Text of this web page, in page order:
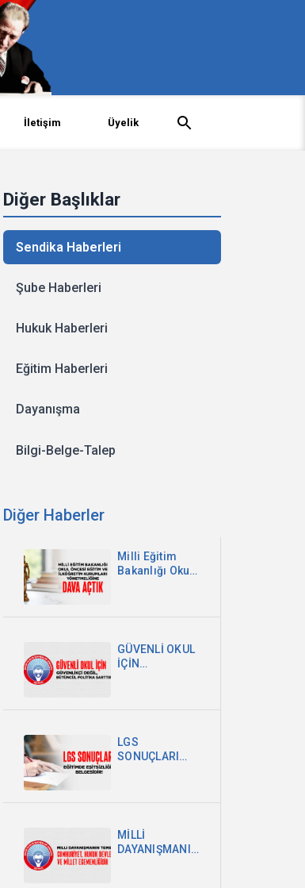
İletişim Üyelik
Diğer Başlıklar
Sendika Haberleri
Şube Haberleri
Hukuk Haberleri
Eğitim Haberleri
Dayanışma
Bilgi-Belge-Talep
Diğer Haberler
Milli Eğitim
Bakanlığı Okul
Dava Açtık
GÜVENLİ OKUL
İÇİN
ŞARTTIR
LGS
SONUÇLARI
MİLLİ
DAYANIŞMANIN